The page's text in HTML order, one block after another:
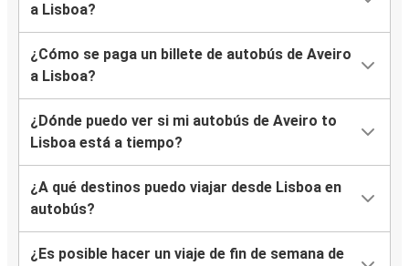
a Lisboa?
¿Cómo se paga un billete de autobús de Aveiro
a Lisboa?
¿Dónde puedo ver si mi autobús de Aveiro to
Lisboa está a tiempo?
¿A qué destinos puedo viajar desde Lisboa en
autobús?
¿Es posible hacer un viaje de fin de semana de